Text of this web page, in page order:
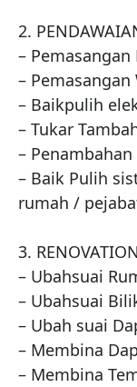
2.
– Pemasangan
–
– Baikpulih
– Tukar
– Penambahan
– Baik Pulih
rumah /
3. RENOVATION
– Ubahsuai
– Ubahsuai
– Ubah suai
– Membina
– Membina